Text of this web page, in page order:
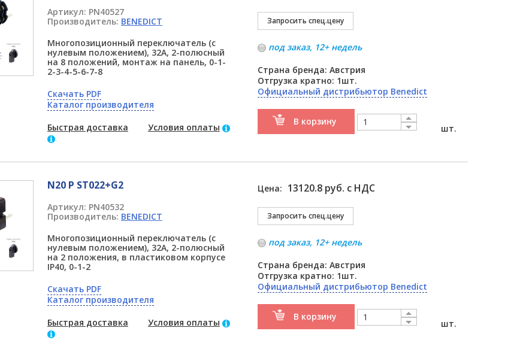
Артикул: PN40527
Производитель: BENEDICT
Многопозиционный переключатель (с
нулевым положением), 32А, 2-полюсный
на 8 положений, монтаж на панель, 0-1-
2-3-4-5-6-7-8
Скачать PDF
Каталог производителя
Быстрая доставка
Условия оплаты
под заказ, 12+ недель
Страна бренда: Австрия
Отгрузка кратно: 1шт.
Официальный дистрибьютор Benedict
В корзину
шт.
N20 P ST022+G2
Артикул: PN40532
Производитель: BENEDICT
Многопозиционный переключатель (с
нулевым положением), 32А, 2-полюсный
на 2 положения, в пластиковом корпусе
IP40, 0-1-2
Скачать PDF
Каталог производителя
Быстрая доставка
Условия оплаты
Цена: 13120.8 руб. с НДС
под заказ, 12+ недель
Страна бренда: Австрия
Отгрузка кратно: 1шт.
Официальный дистрибьютор Benedict
В корзину
шт.